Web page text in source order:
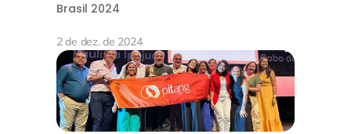
Brasil 2024
2 de dez. de 2024